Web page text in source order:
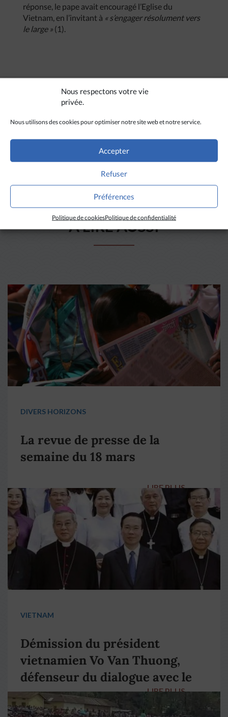
Nous respectons votre vie
privée.
Nous utilisons des cookies pour optimiser notre site web et notre service.
Accepter
Refuser
Préférences
Politique de cookiesPolitique de confidentialité
réponse, le pape avait encouragé l’Eglise du
Vietnam, en l’invitant à « s’engager résolument vers
le large » (1).
A LIRE AUSSI
DIVERS HORIZONS
La revue de presse de la
semaine du 18 mars
LIRE PLUS →
VIETNAM
Démission du président
vietnamien Vo Van Thuong,
défenseur du dialogue avec le
pape François
LIRE PLUS →